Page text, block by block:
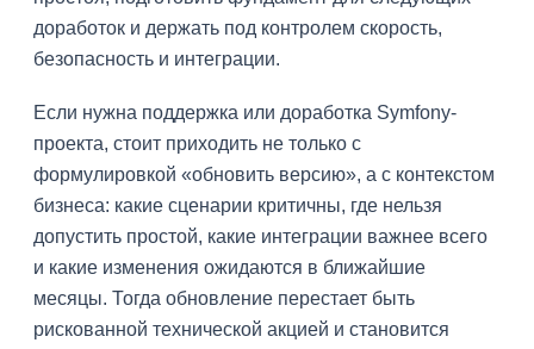
доработок и держать под контролем скорость,
безопасность и интеграции.
Если нужна поддержка или доработка Symfony-
проекта, стоит приходить не только с
формулировкой «обновить версию», а с контекстом
бизнеса: какие сценарии критичны, где нельзя
допустить простой, какие интеграции важнее всего
и какие изменения ожидаются в ближайшие
месяцы. Тогда обновление перестает быть
рискованной технической акцией и становится